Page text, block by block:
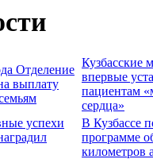
Отделение
выплату
Кузбасские
впервые
пациентам
сердца»
успехи
В Кузбассе
программе
километров